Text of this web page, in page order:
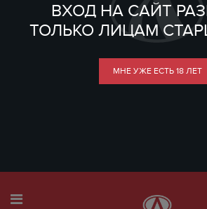
ВХОД НА САЙТ
ТОЛЬКО ЛИЦАМ
МНЕ УЖЕ ЕСТЬ 18 ЛЕТ